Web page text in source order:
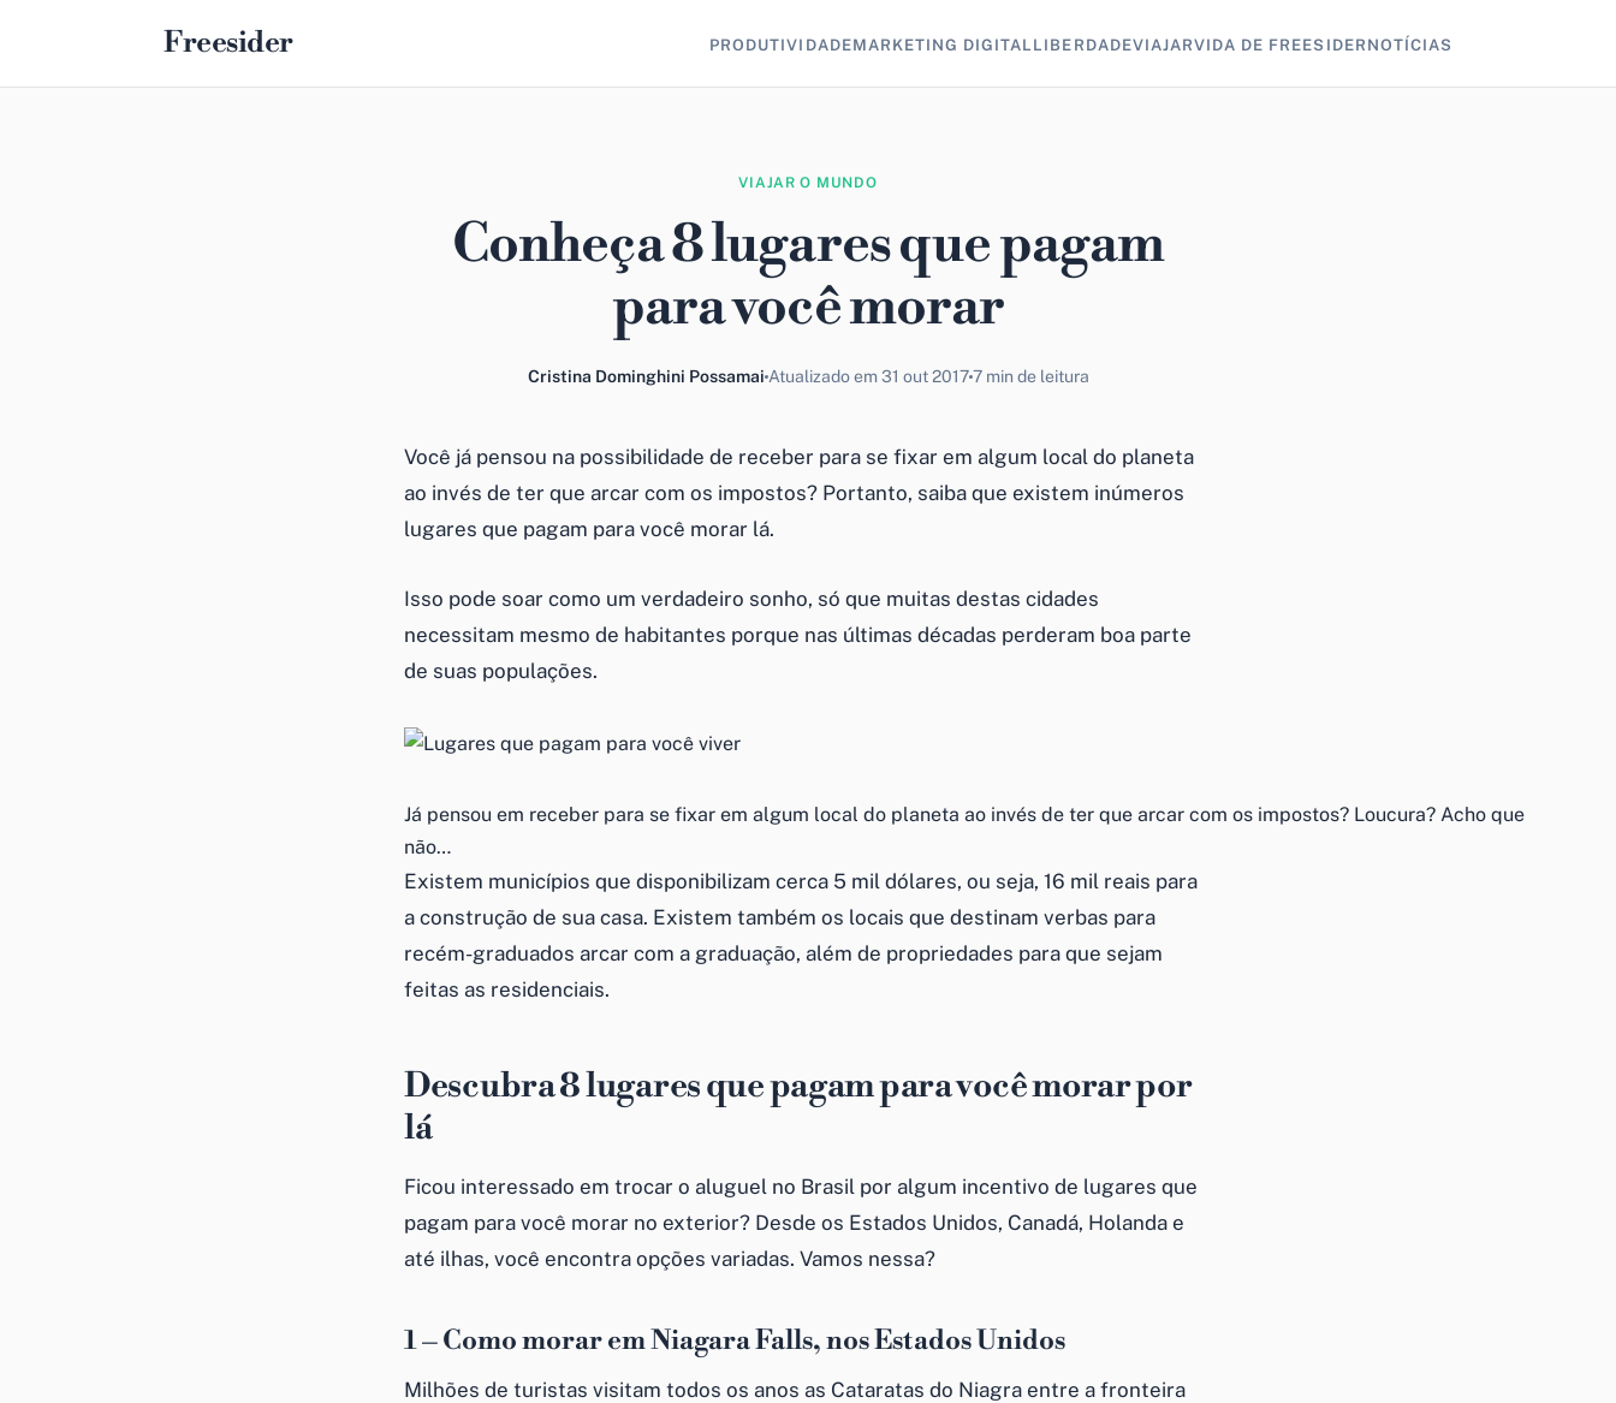
Freesider PRODUTIVIDADEMARKETING DIGITAL LIBERDADEVIAJARVIDA DE FREESIDER NOTÍCIAS
VIAJAR O MUNDO
Conheça 8 lugares que pagam
para você morar
Cristina Dominghini Possamai Atualizado em 31 out 20177 min de leitura
Você já pensou na possibilidade de receber para se fixar em algum local do planeta
ao invés de ter que arcar com os impostos? Portanto, saiba que existem inúmeros
lugares que pagam para você morar lá.
Isso pode soar como um verdadeiro sonho, só que muitas destas cidades
necessitam mesmo de habitantes porque nas últimas décadas perderam boa parte
de suas populações.
Já pensou em receber para se fixar em algum local do planeta ao invés de ter que arcar com os impostos? Loucura? Acho que
não…
Existem municípios que disponibilizam cerca 5 mil dólares, ou seja, 16 mil reais para
a construção de sua casa. Existem também os locais que destinam verbas para
recém-graduados arcar com a graduação, além de propriedades para que sejam
feitas as residenciais.
Descubra 8 lugares que pagam para você morar por
lá
Ficou interessado em trocar o aluguel no Brasil por algum incentivo de lugares que
pagam para você morar no exterior? Desde os Estados Unidos, Canadá, Holanda e
até ilhas, você encontra opções variadas. Vamos nessa?
1 – Como morar em Niagara Falls, nos Estados Unidos
Milhões de turistas visitam todos os anos as Cataratas do Niagra entre a fronteira